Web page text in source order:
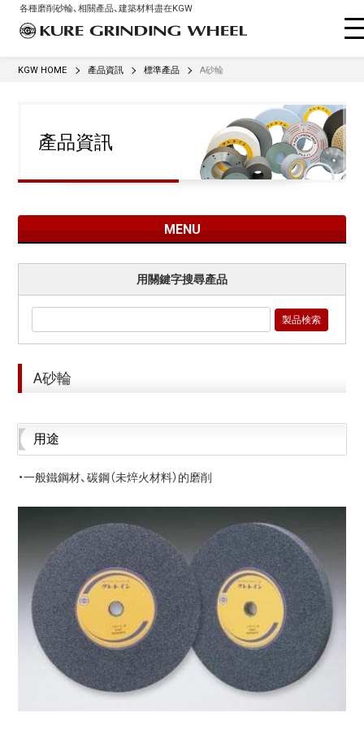
各種磨削砂輪、相關產品、建築材料盡在KGW
KGW HOME 產品資訊 標準產品 A砂輪
產品資訊
用關鍵字搜尋產品
製品検索
A砂輪
用途
・一般鐵鋼材、碳鋼（未焠火材料）的磨削
MENU